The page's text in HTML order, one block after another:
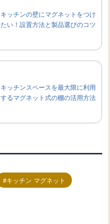
キッチンの壁にマグネットをつけ
たい！設置方法と製品選びのコツ
キッチンスペースを最大限に利用
するマグネット式の棚の活用方法
キッチン マグネット